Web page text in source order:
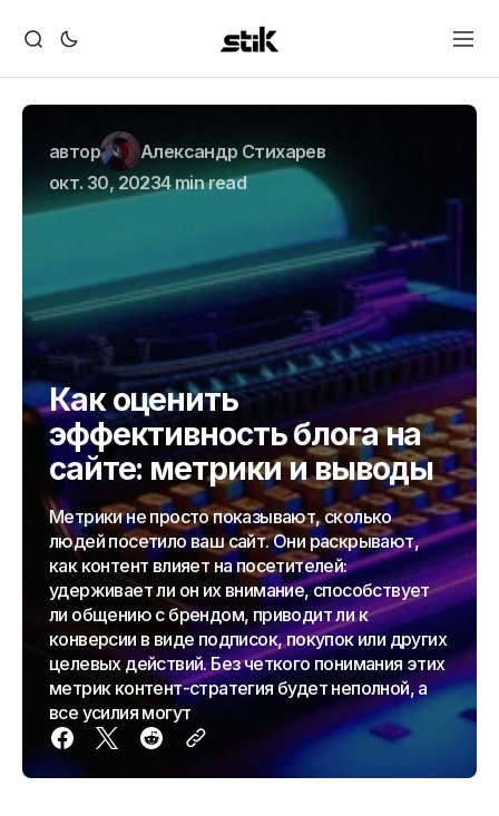
автор
Александр Стихарев
окт. 30, 20234 min read
Как оценить
эффективность блога на
сайте: метрики и выводы
Метрики не просто показывают, сколько
людей посетило ваш сайт. Они раскрывают,
как контент влияет на посетителей:
удерживает ли он их внимание, способствует
ли общению с брендом, приводит ли к
конверсии в виде подписок, покупок или других
целевых действий. Без четкого понимания этих
метрик контент-стратегия будет неполной, а
все усилия могут